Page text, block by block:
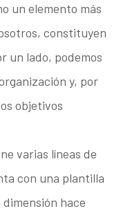
un elemento más
constituyen
un lado, podemos
y, por
objetivos
varias líneas de
con una plantilla
hace